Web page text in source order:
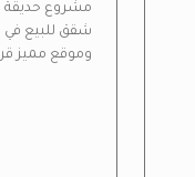
شقق للبيع في
وموقع مميز